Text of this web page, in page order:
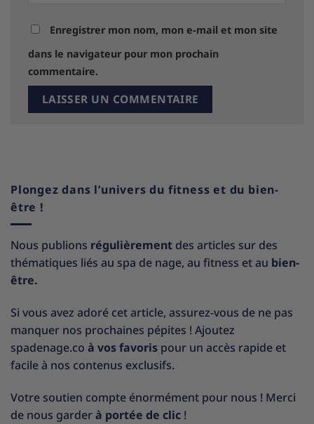
Enregistrer mon nom, mon e-mail et mon site
dans le navigateur pour mon prochain
commentaire.
Plongez dans l’univers du fitness et du bien-
être !
Nous publions régulièrement des articles sur des
thématiques liés au spa de nage, au fitness et au bien-
être.
Si vous avez adoré cet article, assurez-vous de ne pas
manquer nos prochaines pépites ! Ajoutez
spadenage.co à vos favoris pour un accès rapide et
facile à nos contenus exclusifs.
Votre soutien compte énormément pour nous ! Merci
de nous garderà portée de clic !